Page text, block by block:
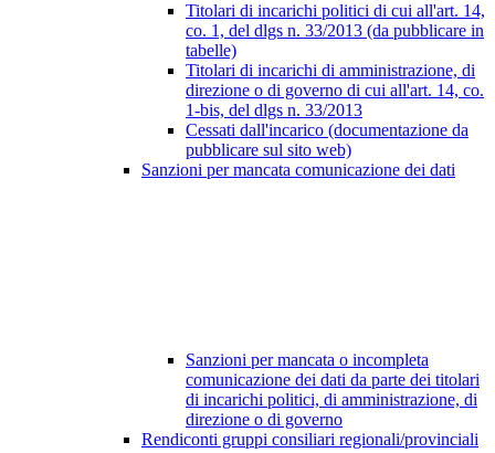
Titolari di incarichi politici di cui all'art. 14,
co. 1, del dlgs n. 33/2013 (da pubblicare in
tabelle)
Titolari di incarichi di amministrazione, di
direzione o di governo di cui all'art. 14, co.
1-bis, del dlgs n. 33/2013
Cessati dall'incarico (documentazione da
pubblicare sul sito web)
Sanzioni per mancata comunicazione dei dati
Sanzioni per mancata o incompleta
comunicazione dei dati da parte dei titolari
di incarichi politici, di amministrazione, di
direzione o di governo
Rendiconti gruppi consiliari regionali/provinciali